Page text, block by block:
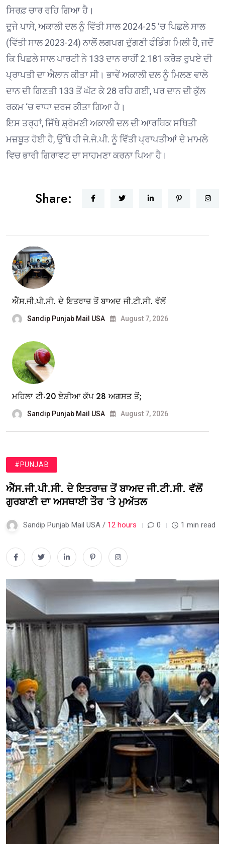
ਸਿਰਫ਼ ਚਾਰ ਰਹਿ ਗਿਆ ਹੈ।
ਦੂਜੇ ਪਾਸੇ, ਅਕਾਲੀ ਦਲ ਨੂੰ ਵਿੱਤੀ ਸਾਲ 2024-25 ‘ਚ ਪਿਛਲੇ ਸਾਲ
(ਵਿੱਤੀ ਸਾਲ 2023-24) ਨਾਲੋਂ ਲਗਪਗ ਦੁੱਗਣੀ ਫੰਡਿੰਗ ਮਿਲੀ ਹੈ, ਜਦੋਂ
ਕਿ ਪਿਛਲੇ ਸਾਲ ਪਾਰਟੀ ਨੇ 133 ਦਾਨ ਰਾਹੀਂ 2.181 ਕਰੋੜ ਰੁਪਏ ਦੀ
ਪ੍ਰਾਪਤੀ ਦਾ ਐਲਾਨ ਕੀਤਾ ਸੀ। ਭਾਵੇਂ ਅਕਾਲੀ ਦਲ ਨੂੰ ਮਿਲਣ ਵਾਲੇ
ਦਾਨ ਦੀ ਗਿਣਤੀ 133 ਤੋਂ ਘੱਟ ਕੇ 28 ਰਹਿ ਗਈ, ਪਰ ਦਾਨ ਦੀ ਕੁੱਲ
ਰਕਮ ‘ਚ ਵਾਧਾ ਦਰਜ ਕੀਤਾ ਗਿਆ ਹੈ।
ਇਸ ਤਰ੍ਹਾਂ, ਜਿੱਥੇ ਸ਼੍ਰੋਮਣੀ ਅਕਾਲੀ ਦਲ ਦੀ ਆਰਥਿਕ ਸਥਿਤੀ
ਮਜ਼ਬੂਤ ਹੋਈ ਹੈ, ਉੱਥੇ ਹੀ ਜੇ.ਜੇ.ਪੀ. ਨੂੰ ਵਿੱਤੀ ਪ੍ਰਾਪਤੀਆਂ ਦੇ ਮਾਮਲੇ
ਵਿਚ ਭਾਰੀ ਗਿਰਾਵਟ ਦਾ ਸਾਹਮਣਾ ਕਰਨਾ ਪਿਆ ਹੈ।
Share:
ਐੱਸ.ਜੀ.ਪੀ.ਸੀ. ਦੇ ਇਤਰਾਜ਼ ਤੋਂ ਬਾਅਦ ਜੀ.ਟੀ.ਸੀ. ਵੱਲੋਂ
Sandip Punjab Mail USA August 7, 2026
ਮਹਿਲਾ ਟੀ-20 ਏਸ਼ੀਆ ਕੱਪ 28 ਅਗਸਤ ਤੋਂ;
Sandip Punjab Mail USA August 7, 2026
#PUNJAB
ਐੱਸ.ਜੀ.ਪੀ.ਸੀ. ਦੇ ਇਤਰਾਜ਼ ਤੋਂ ਬਾਅਦ ਜੀ.ਟੀ.ਸੀ. ਵੱਲੋਂ
ਗੁਰਬਾਣੀ ਦਾ ਅਸਥਾਈ ਤੌਰ ‘ਤੇ ਮੁਅੱਤਲ
Sandip Punjab Mail USA / 12 hours 0 1 min read